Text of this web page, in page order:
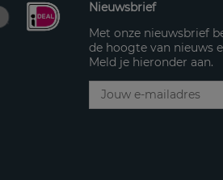
Nieuwsbrief
Met onze nieuwsbrief
de hoogte van nieuws
Meld je hieronder aan.